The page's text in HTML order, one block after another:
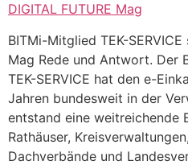
DIGITAL FUTURE Mag
BITMi-Mitglied TEK-
Mag Rede und Antwort. Der
TEK-SERVICE hat den e-
Jahren bundesweit in der
entstand eine weitreichende
Rathäuser,
Dachverbände und